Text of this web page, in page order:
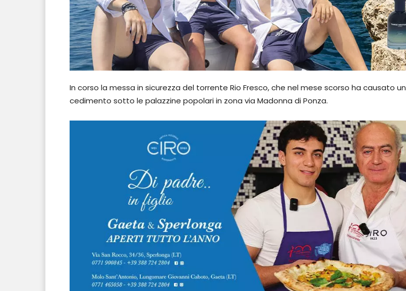
In corso la messa in sicurezza del torrente Rio Fresco, che nel mese scorso ha causato un
cedimento sotto le palazzine popolari in zona via Madonna di Ponza.